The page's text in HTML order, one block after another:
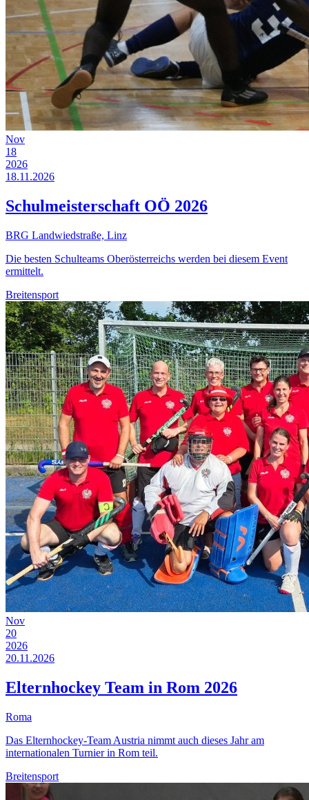
Nov
18
2026
18.11.2026
Schulmeisterschaft OÖ 2026
BRG Landwiedstraße, Linz
Die besten Schulteams Oberösterreichs werden bei diesem Event
ermittelt.
Breitensport
Nov
20
2026
20.11.2026
Elternhockey Team in Rom 2026
Roma
Das Elternhockey-Team Austria nimmt auch dieses Jahr am
internationalen Turnier in Rom teil.
Breitensport